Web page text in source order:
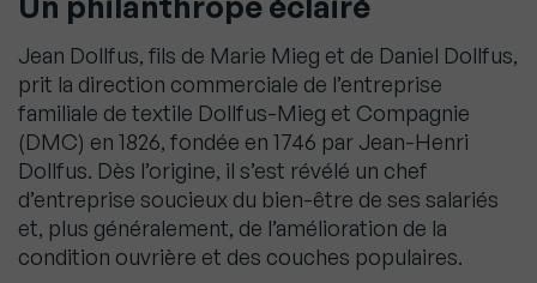
Jean Dollfus, fils de Marie Mieg et de Daniel Dollfus,
prit la direction commerciale de l’entreprise
familiale de textile Dollfus-Mieg et Compagnie
(DMC) en 1826, fondée en 1746 par Jean-Henri
Dollfus. Dès l’origine, il s’est révélé un chef
d’entreprise soucieux du bien-être de ses salariés
et, plus généralement, de l’amélioration de la
condition ouvrière et des couches populaires.